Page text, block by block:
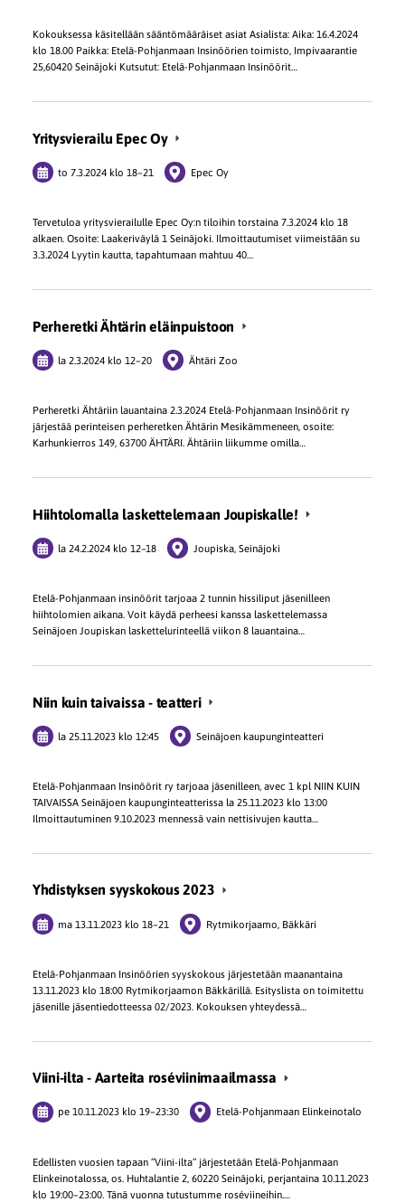
Kokouksessa käsitellään sääntömääräiset asiat Asialista: Aika: 16.4.2024
klo 18.00 Paikka: Etelä-Pohjanmaan Insinöörien toimisto, Impivaarantie
25,60420 Seinäjoki Kutsutut: Etelä-Pohjanmaan Insinöörit…
Yritysvierailu Epec Oy
to 7.3.2024 klo 18–21 Epec Oy
Tervetuloa yritysvierailulle Epec Oy:n tiloihin torstaina 7.3.2024 klo 18
alkaen. Osoite: Laakeriväylä 1 Seinäjoki. Ilmoittautumiset viimeistään su
3.3.2024 Lyytin kautta, tapahtumaan mahtuu 40…
Perheretki Ähtärin eläinpuistoon
la 2.3.2024 klo 12–20 Ähtäri Zoo
Perheretki Ähtäriin lauantaina 2.3.2024 Etelä-Pohjanmaan Insinöörit ry
järjestää perinteisen perheretken Ähtärin Mesikämmeneen, osoite:
Karhunkierros 149, 63700 ÄHTÄRI. Ähtäriin liikumme omilla…
Hiihtolomalla laskettelemaan Joupiskalle!
la 24.2.2024 klo 12–18 Joupiska, Seinäjoki
Etelä-Pohjanmaan insinöörit tarjoaa 2 tunnin hissiliput jäsenilleen
hiihtolomien aikana. Voit käydä perheesi kanssa laskettelemassa
Seinäjoen Joupiskan laskettelurinteellä viikon 8 lauantaina…
Niin kuin taivaissa - teatteri
la 25.11.2023 klo 12:45 Seinäjoen kaupunginteatteri
Etelä-Pohjanmaan Insinöörit ry tarjoaa jäsenilleen, avec 1 kpl NIIN KUIN
TAIVAISSA Seinäjoen kaupunginteatterissa la 25.11.2023 klo 13:00
Ilmoittautuminen 9.10.2023 mennessä vain nettisivujen kautta…
Yhdistyksen syyskokous 2023
ma 13.11.2023 klo 18–21 Rytmikorjaamo, Bäkkäri
Etelä-Pohjanmaan Insinöörien syyskokous järjestetään maanantaina
13.11.2023 klo 18:00 Rytmikorjaamon Bäkkärillä. Esityslista on toimitettu
jäsenille jäsentiedotteessa 02/2023. Kokouksen yhteydessä…
Viini-ilta - Aarteita roséviinimaailmassa
pe 10.11.2023 klo 19–23:30 Etelä-Pohjanmaan Elinkeinotalo
Edellisten vuosien tapaan ”Viini-ilta” järjestetään Etelä-Pohjanmaan
Elinkeinotalossa, os. Huhtalantie 2, 60220 Seinäjoki, perjantaina 10.11.2023
klo 19:00–23:00. Tänä vuonna tutustumme roséviineihin.…